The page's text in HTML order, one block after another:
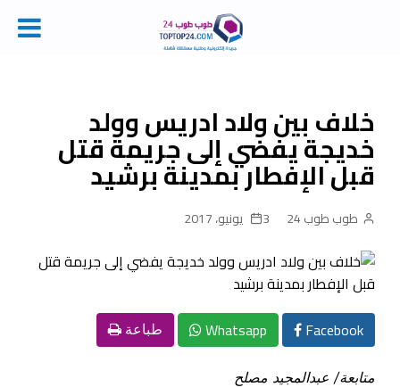
contentخلاف بين ولاد ادريس وولد
خديجة يفضي إلى جريمة قتل
قبل الإفطار بمدينة برشيد
طوب طوب 24 3 يونيو، 2017
Facebook
Whatsapp طباعة
متابعة/ عبدالمجيد مصلح